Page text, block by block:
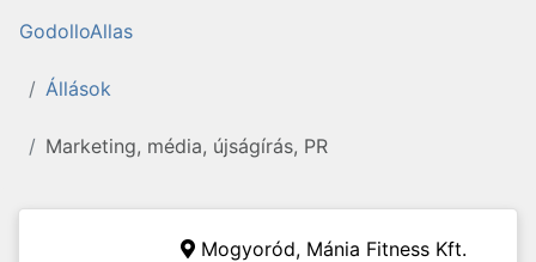
GodolloAllas
Állások
Marketing, média, újságírás, PR
Mogyoród, Mánia Fitness Kft.